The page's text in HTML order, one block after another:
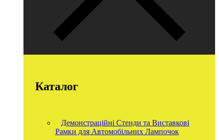
Каталог
Демонстраційні Стенди та Виставкові
Рамки для Автомобільних Лампочок